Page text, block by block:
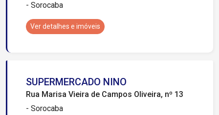
- Sorocaba
Ver detalhes e imóveis
SUPERMERCADO NINO
Rua Marisa Vieira de Campos Oliveira, nº 13
- Sorocaba